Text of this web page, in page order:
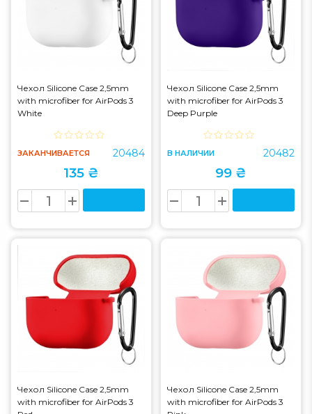
Чехол Silicone Case 2,5mm
with microfiber for AirPods 3
White
ЗАКАНЧИВАЕТСЯ 20484
135 ₴
Чехол Silicone Case 2,5mm
with microfiber for AirPods 3
Deep Purple
В НАЛИЧИИ 20482
99 ₴
Чехол Silicone Case 2,5mm
with microfiber for AirPods 3
Чехол Silicone Case 2,5mm
with microfiber for AirPods 3